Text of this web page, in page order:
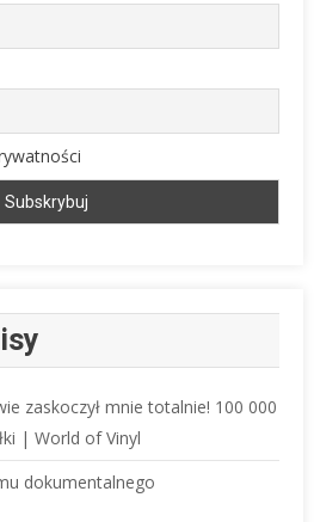
zaskoczył mnie totalnie! 100 000
| World of Vinyl
dokumentalnego